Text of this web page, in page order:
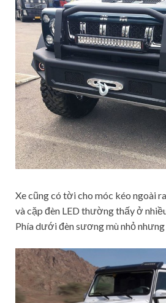
Xe cũng có tời cho móc kéo ngoài
và cặp đèn LED thường thấy ở
Phía dưới đèn sương mù nhỏ nhưng